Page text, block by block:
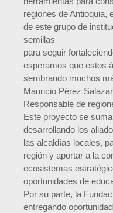
regiones de Antioquia,
de este grupo de
semillas
para seguir
esperamos que estos
sembrando muchos
Mauricio Pérez Salazar
Responsable de
Este proyecto se
desarrollando los
las alcaldías locales,
región y aportar a la
ecosistemas
oportunidades de
Por su parte, la
entregando